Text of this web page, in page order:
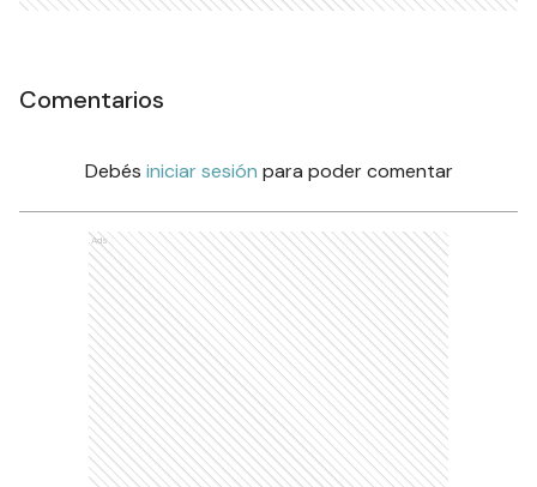
Comentarios
Debés iniciar sesión para poder comentar
Ads